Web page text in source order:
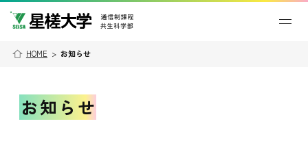
HOME > お知らせ
お知らせ